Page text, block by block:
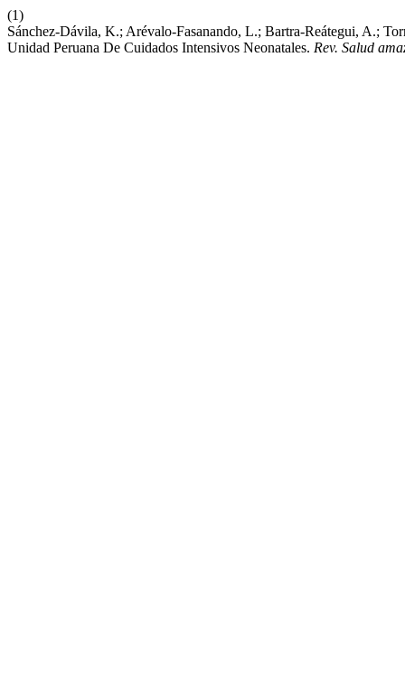
(1)
Sánchez-Dávila, K.; Arévalo-Fasanando, L.; Bartra-Reátegui, A.;
Unidad Peruana De Cuidados Intensivos Neonatales. Rev. Salud